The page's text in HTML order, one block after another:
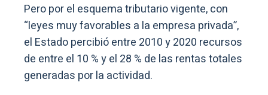
Pero por el esquema tributario vigente, con
“leyes muy favorables a la empresa privada”,
el Estado percibió entre 2010 y 2020 recursos
de entre el 10 % y el 28 % de las rentas totales
generadas por la actividad.